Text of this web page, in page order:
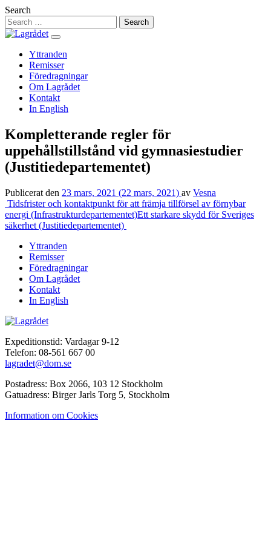
Hoppa
till
innehåll
Search
Yttranden
Remisser
Föredragningar
Om Lagrådet
Kontakt
In English
Kompletterande regler för
uppehållstillstånd vid gymnasiestudier
(Justitiedepartementet)
Publicerat den 23 mars, 2021 (22 mars, 2021) av Vesna
Inläggsnavigering
Tidsfrister och kontaktpunkt för att främja tillförsel av förnybar
energi (Infrastrukturdepartementet)Ett starkare skydd för Sveriges
säkerhet (Justitiedepartementet)
Yttranden
Remisser
Föredragningar
Om Lagrådet
Kontakt
In English
Expeditionstid: Vardagar 9-12
Telefon: 08-561 667 00
lagradet@dom.se
Postadress: Box 2066, 103 12 Stockholm
Gatuadress: Birger Jarls Torg 5, Stockholm
Information om Cookies